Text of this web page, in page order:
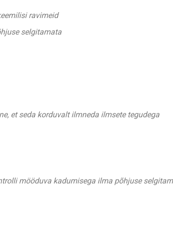
ravimeid
selgitamata
et seda korduvalt ilmneda ilmsete tegudega
mööduva kadumisega ilma põhjuse